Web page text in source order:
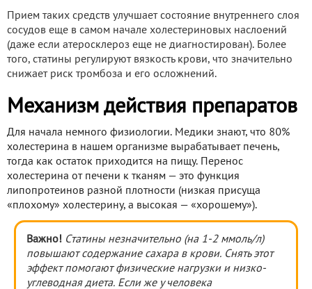
Прием таких средств улучшает состояние внутреннего слоя
сосудов еще в самом начале холестериновых наслоений
(даже если атеросклероз еще не диагностирован). Более
того, статины регулируют вязкость крови, что значительно
снижает риск тромбоза и его осложнений.
Механизм действия препаратов
Для начала немного физиологии. Медики знают, что 80%
холестерина в нашем организме вырабатывает печень,
тогда как остаток приходится на пищу. Перенос
холестерина от печени к тканям — это функция
липопротеинов разной плотности (низкая присуща
«плохому» холестерину, а высокая — «хорошему»).
Важно! Cтатины незначительно (на 1-2 ммоль/л)
повышают содержание сахара в крови. Снять этот
эффект помогают физические нагрузки и низко-
углеводная диета. Если же у человека